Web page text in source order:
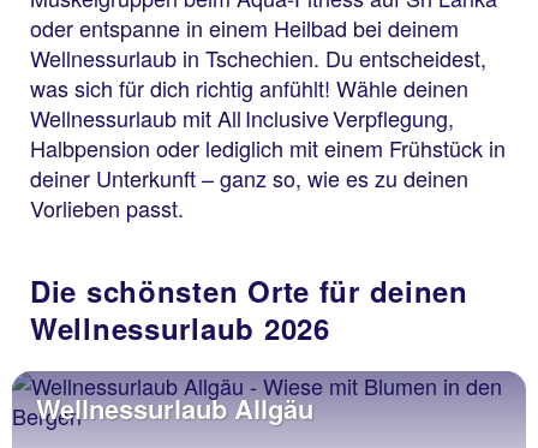
oder entspanne in einem Heilbad bei deinem
Wellnessurlaub in Tschechien. Du entscheidest,
was sich für dich richtig anfühlt! Wähle deinen
Wellnessurlaub mit All Inclusive Verpflegung,
Halbpension oder lediglich mit einem Frühstück in
deiner Unterkunft – ganz so, wie es zu deinen
Vorlieben passt.
Die schönsten Orte für deinen
Wellnessurlaub 2026
Wellnessurlaub Allgäu